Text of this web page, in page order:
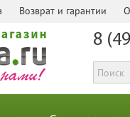
Возврат и гарантии
8